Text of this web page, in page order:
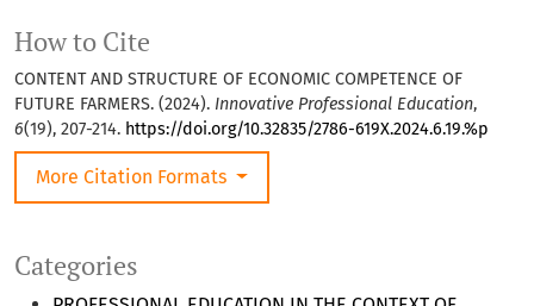
Categories
How to Cite
CONTENT AND STRUCTURE OF ECONOMIC COMPETENCE OF
FUTURE FARMERS. (2024). Innovative Professional Education,
6(19), 207-214. https://doi.org/10.32835/2786-619X.2024.6.19.%p
More Citation Formats